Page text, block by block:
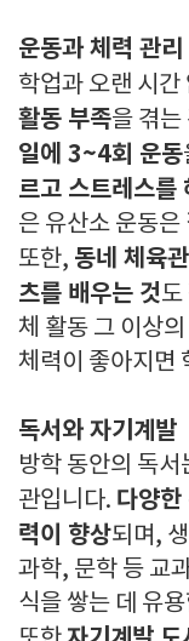
운동과 체력 관리
학업과 오랜 시간
활동 부족을 겪는
일에 3~4회 운동
르고 스트레스를
은 유산소 운동은
또한, 동네 체육
츠를 배우는 것도
체 활동 그 이상
체력이 좋아지면
독서와 자기계발
방학 동안의 독
관입니다. 다양한
력이 향상되며,
과학, 문학 등 교
식을 쌓는 데 유